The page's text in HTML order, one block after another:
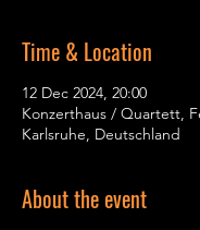
Time & Location
12 Dec 2024, 20:00
Konzerthaus / Quartett,
Karlsruhe, Deutschland
About the event